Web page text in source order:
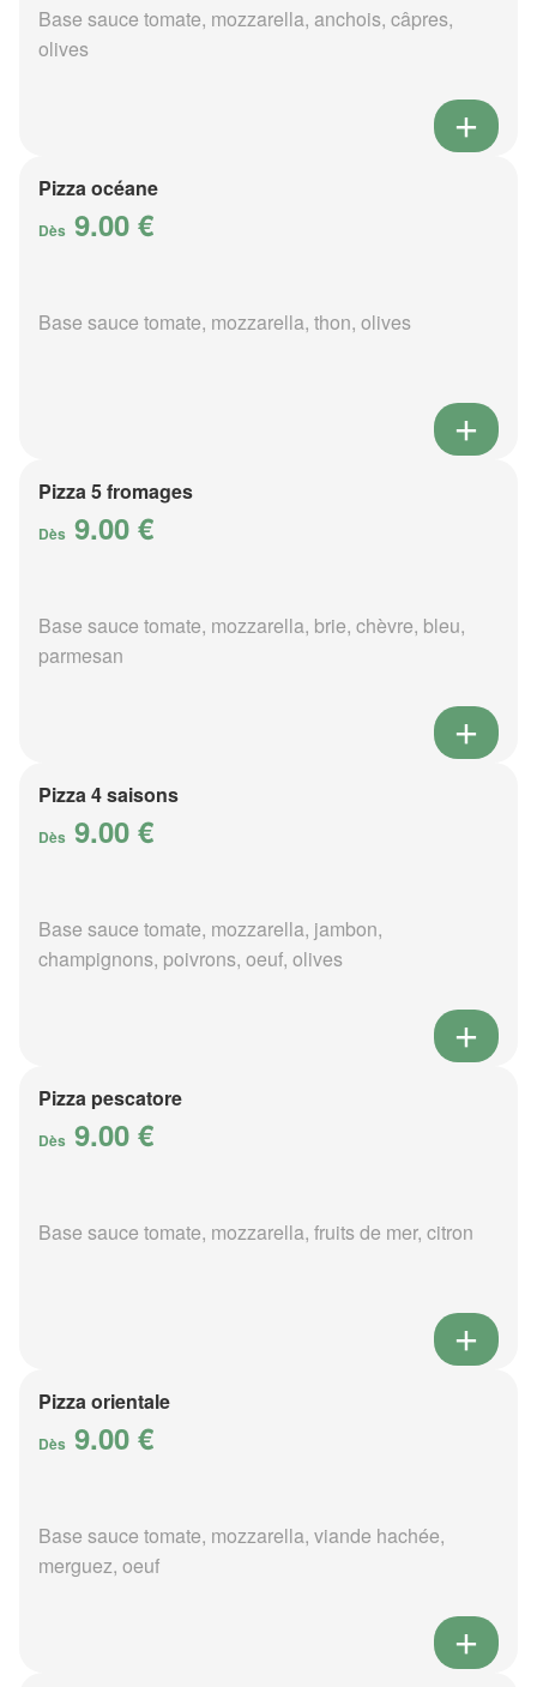
Base sauce tomate, mozzarella, anchois, câpres,
olives
Pizza océane
Dès 9.00 €
Base sauce tomate, mozzarella, thon, olives
Pizza 5 fromages
Dès 9.00 €
Base sauce tomate, mozzarella, brie, chèvre, bleu,
parmesan
Pizza 4 saisons
Dès 9.00 €
Base sauce tomate, mozzarella, jambon,
champignons, poivrons, oeuf, olives
Pizza pescatore
Dès 9.00 €
Base sauce tomate, mozzarella, fruits de mer, citron
Pizza orientale
Dès 9.00 €
Base sauce tomate, mozzarella, viande hachée,
merguez, oeuf